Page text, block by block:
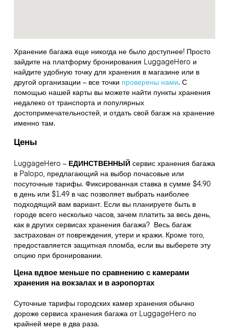
Хранение багажа еще никогда не было доступнее! Просто
зайдите на платформу бронирования LuggageHero и
найдите удобную точку для хранения в магазине или в
другой организации – все точки проверены нами. С
помощью нашей карты вы можете найти пункты хранения
недалеко от транспорта и популярных
достопримечательностей, и отдать свой багаж на хранение
именно там.
Цены
LuggageHero – ЕДИНСТВЕННЫЙсервис хранения багажа
в Palopo, предлагающий на выбор почасовые или
посуточные тарифы. Фиксированная ставка в сумме $4.90
в день или $1.49 в час позволяет выбрать наиболее
подходящий вам вариант. Если вы планируете быть в
городе всего несколько часов, зачем платить за весь день,
как в других сервисах хранения багажа? Весь багаж
застрахован от повреждения, утери и кражи. Кроме того,
предоставляется защитная пломба, если вы выберете эту
опцию при бронировании.
Цена вдвое меньше по сравнению с камерами
хранения на вокзалах и в аэропортах
Суточные тарифы городских камер хранения обычно
дороже сервиса хранения багажа от LuggageHero по
крайней мере в два раза.